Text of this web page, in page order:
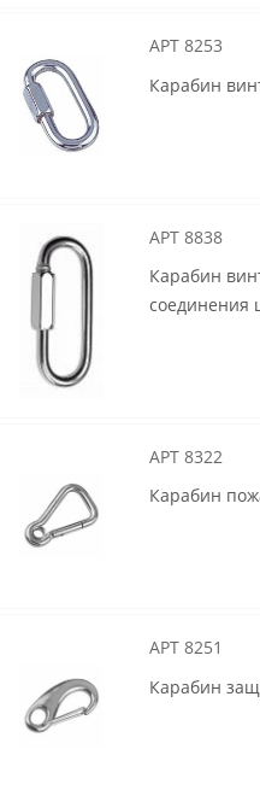
АРТ 8253
Карабин
АРТ 8838
Карабин
соединения
АРТ 8322
Карабин
АРТ 8251
Карабин